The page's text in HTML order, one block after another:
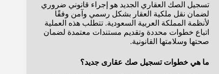
تسجيل الصك العقاري الجديد هو إجراء قانوني ضروري
لضمان نقل ملكية العقار بشكل رسمي وآمن وفقًا
لأنظمة المملكة العربية السعودية. تتطلب هذه العملية
اتباع خطوات محددة وتقديم مستندات معتمدة لضمان
صحتها وسلامتها القانونية.
ما هي خطوات تسجيل صك عقارى جديد؟